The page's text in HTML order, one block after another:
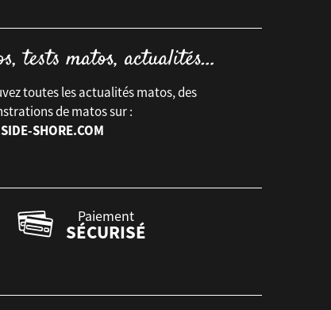
toutes les actualités matos, des
de matos sur :
SHORE.COM
Paiement
SÉCURISÉ